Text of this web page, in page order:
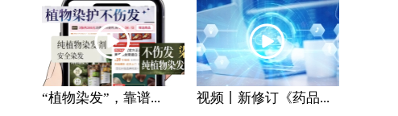
“植物染发”，靠谱... 视频丨新修订《药品...